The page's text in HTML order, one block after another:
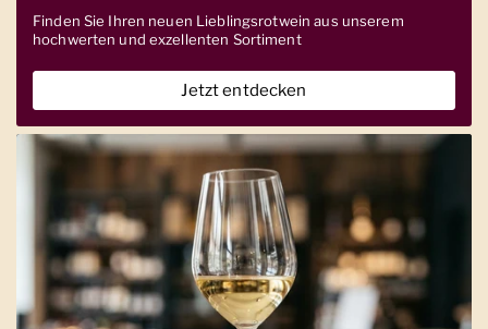
Finden Sie Ihren neuen Lieblingsrotwein aus unserem
hochwerten und exzellenten Sortiment
Jetzt entdecken